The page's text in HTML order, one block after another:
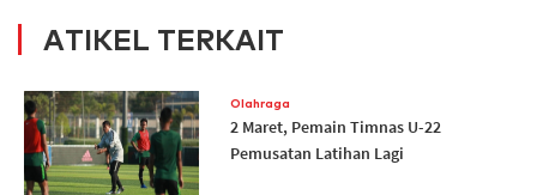
ATIKEL TERKAIT
Olahraga
2 Maret, Pemain Timnas U-22
Pemusatan Latihan Lagi